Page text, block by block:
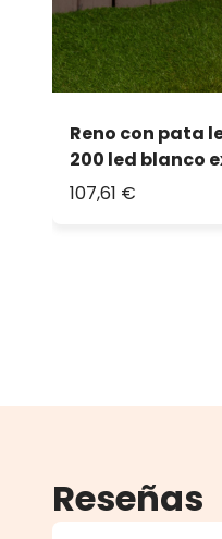
Reno con pata
200 led blanco
107,61 €
Reseñas